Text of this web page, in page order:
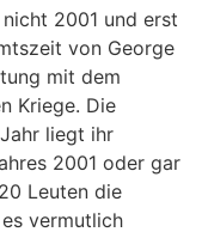
2001 und erst
von George
mit dem
Kriege. Die
liegt ihr
2001 oder gar
Leuten die
vermutlich